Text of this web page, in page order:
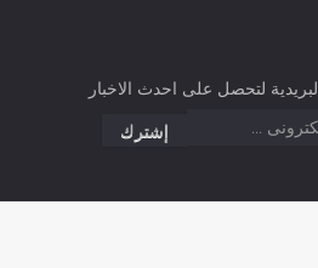
لتحصل على احدث الاخبار